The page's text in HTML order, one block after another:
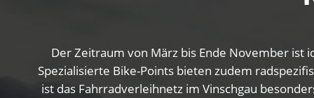
Der Zeitraum von März bis Ende November ist
Spezialisierte Bike-Points bieten zudem
ist das Fahrradverleihnetz im Vinschgau